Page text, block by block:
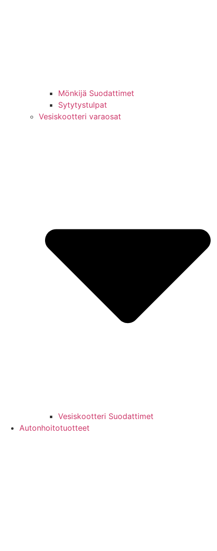
Mönkijä Suodattimet
Sytytystulpat
Vesiskootteri varaosat
Vesiskootteri Suodattimet
Autonhoitotuotteet